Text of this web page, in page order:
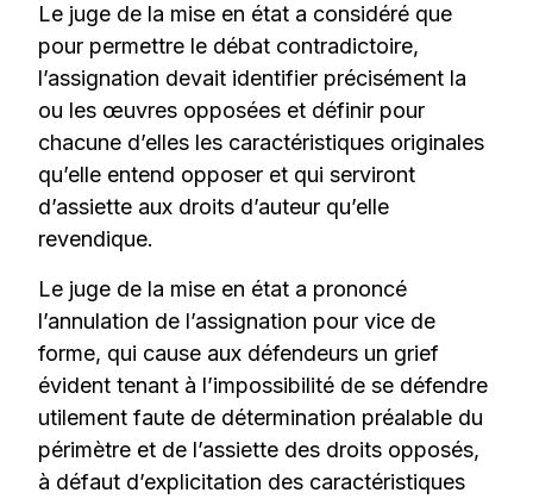
Le juge de la mise en état a considéré que
pour permettre le débat contradictoire,
l’assignation devait identifier précisément la
ou les œuvres opposées et définir pour
chacune d’elles les caractéristiques originales
qu’elle entend opposer et qui serviront
d’assiette aux droits d’auteur qu’elle
revendique.
Le juge de la mise en état a prononcé
l’annulation de l’assignation pour vice de
forme, qui cause aux défendeurs un grief
évident tenant à l’impossibilité de se défendre
utilement faute de détermination préalable du
périmètre et de l’assiette des droits opposés,
à défaut d’explicitation des caractéristiques